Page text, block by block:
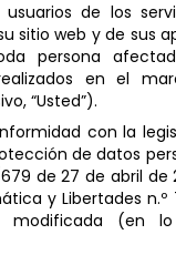
de los
sitio web y de sus
persona
en el
“Usted”).
con la
de datos
de 27 de abril de
y Libertades
(en lo